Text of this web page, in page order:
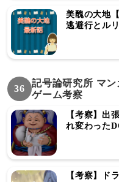
美醜の大地
逃避行とル
36
記号論研究所 マン
ゲーム考察
【考察】出
れ変わった
【考察】ド